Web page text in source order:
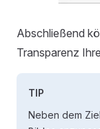
Abschließend
Transparenz
TIP
Neben dem